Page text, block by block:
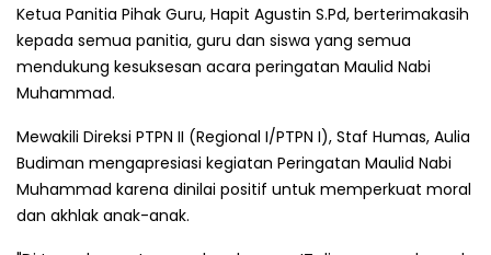
Ketua Panitia Pihak Guru, Hapit Agustin S.Pd, berterimakasih
kepada semua panitia, guru dan siswa yang semua
mendukung kesuksesan acara peringatan Maulid Nabi
Muhammad.
Mewakili Direksi PTPN II (Regional I/PTPN I), Staf Humas, Aulia
Budiman mengapresiasi kegiatan Peringatan Maulid Nabi
Muhammad karena dinilai positif untuk memperkuat moral
dan akhlak anak-anak.